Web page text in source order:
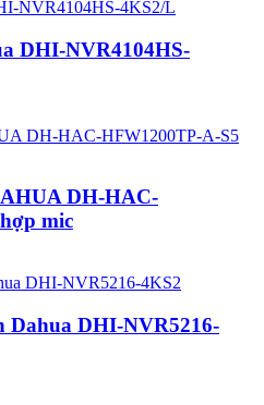
DHI-NVR4104HS-
DH-HAC-
mic
Dahua DHI-NVR5216-